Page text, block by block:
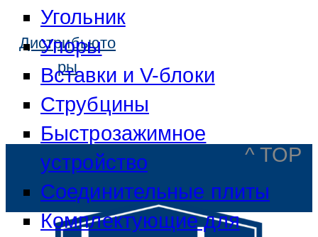
Угольник
Упоры
Вставки и V-блоки
Струбцины
Быстрозажимное
устройство
Соединительные плиты
Комплектующие для
Дистрибьюто
ры
^ TOP